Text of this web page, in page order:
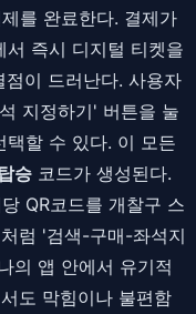
를 완료한다. 결제가
즉시 디지털 티켓을
이 드러난다. 사용자
지정하기' 버튼을 눌
할 수 있다. 이 모든
승 코드가 생성된다.
QR코드를 개찰구 스
럼 '검색-구매-좌석지
의 앱 안에서 유기적
도 막힘이나 불편함